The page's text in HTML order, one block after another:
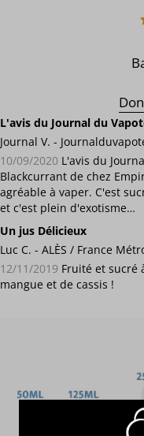
L'avis du Journal du
Journal V. -
10/09/2020 L'avis du
Blackcurrant de chez
agréable à vaper. C'est
et c'est plein d'exotisme…
Un jus Délicieux
Luc C. - ALÈS / France
12/11/2019 Fruité et sucré
mangue et de cassis !